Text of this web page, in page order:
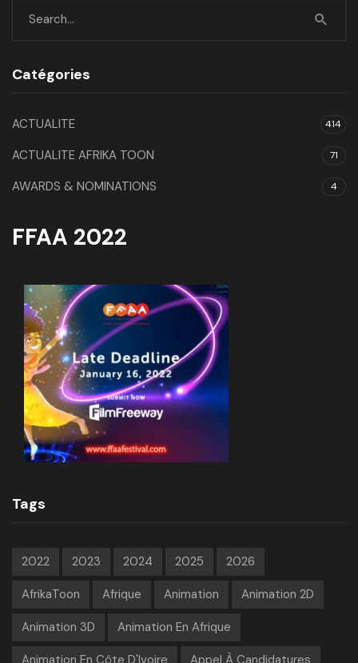
Catégories
ACTUALITE 414
ACTUALITE AFRIKA TOON 71
AWARDS & NOMINATIONS 4
FFAA 2022
Tags
2022 2023 2024 2025 2026
AfrikaToon Afrique Animation Animation 2D
Animation 3D Animation En Afrique
Animation En Côte D'Ivoire Appel À Candidatures